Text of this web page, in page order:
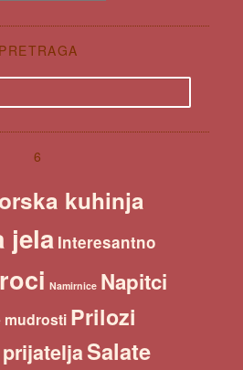
PRETRAGA
6
kuhinja
jela Interesantno
Namirnice Napitci
mudrosti Prilozi
Salate